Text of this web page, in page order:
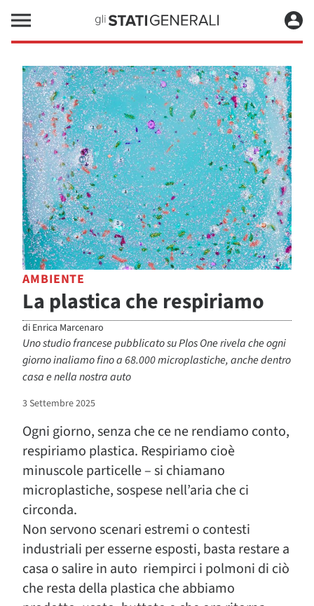
AMBIENTE
La plastica che respiriamo
di Enrica Marcenaro
Uno studio francese pubblicato su Plos One rivela che ogni
giorno inaliamo fino a 68.000 microplastiche, anche dentro
casa e nella nostra auto
3 Settembre 2025
Ogni giorno, senza che ce ne rendiamo conto,
respiriamo plastica. Respiriamo cioè
minuscole particelle – si chiamano
microplastiche, sospese nell’aria che ci
circonda.
Non servono scenari estremi o contesti
industriali per esserne esposti, basta restare a
casa o salire in auto riempirci i polmoni di ciò
che resta della plastica che abbiamo